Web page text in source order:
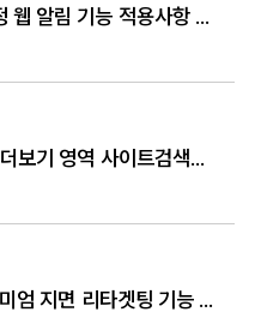
[카카오] 키워드광고 광고계정 웹 알림 기능 적용사항 안내 (5/24)
[네이버] 모바일 통합검색 및 더보기 영역 사이트검색광고 노출 UI 변경 안내
[11번가] 5월 브랜딩광고 프리미엄 지면 리타겟팅 기능 론칭 리워드 100% 프로모션